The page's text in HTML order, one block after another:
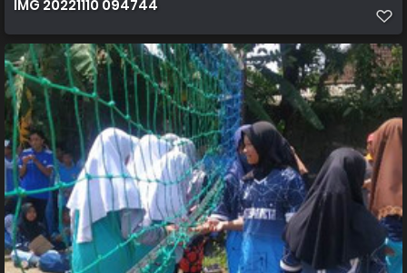
IMG 20221110 094744